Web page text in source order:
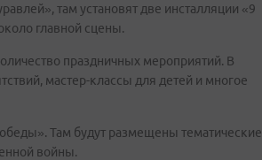
там установят две инсталляции «9
главной сцены.
праздничных мероприятий. В
мастер-классы для детей и многое
Там будут размещены тематические
войны.